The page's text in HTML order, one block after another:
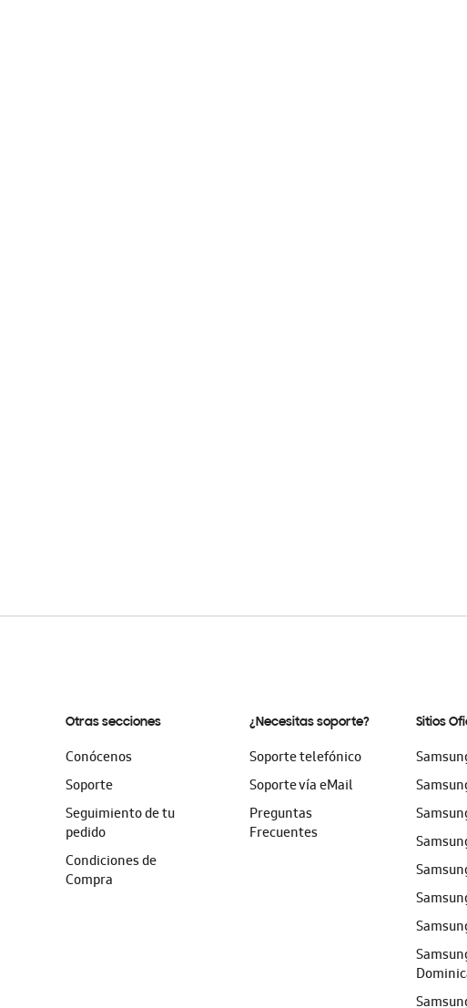
Otras secciones
Conócenos
Soporte
Seguimiento de tu
pedido
Condiciones de
Compra
¿Necesitas soporte?
Soporte telefónico
Soporte vía eMail
Preguntas
Frecuentes
Sitios